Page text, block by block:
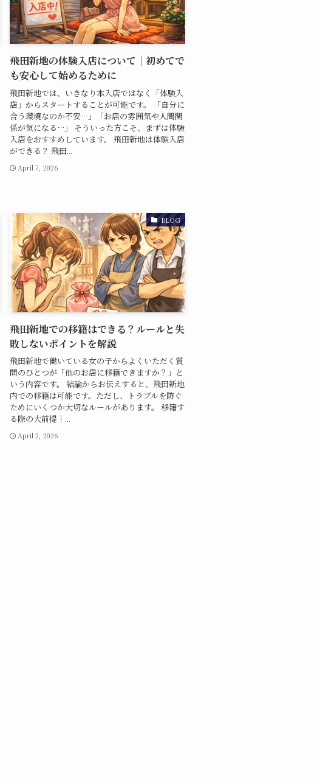
飛田新地の体験入店について｜初めてで
も安心して始めるために
飛田新地では、いきなり本入店ではなく「体験入
店」からスタートすることが可能です。 「自分に
合う環境なのか不安…」「お店の雰囲気や人間関
係が気になる…」 そういった方こそ、まずは体験
入店をおすすめしています。 飛田新地は体験入店
ができる？ 飛田...
April 7, 2026
BLOG
飛田新地での移籍はできる？ルールと失
敗しないポイントを解説
飛田新地で働いている女の子からよくいただく質
問のひとつが「他のお店に移籍できますか？」と
いう内容です。 結論からお伝えすると、飛田新地
内での移籍は可能です。ただし、トラブルを防ぐ
ためにいくつか大切なルールがあります。 移籍す
る際の大前提｜...
April 2, 2026